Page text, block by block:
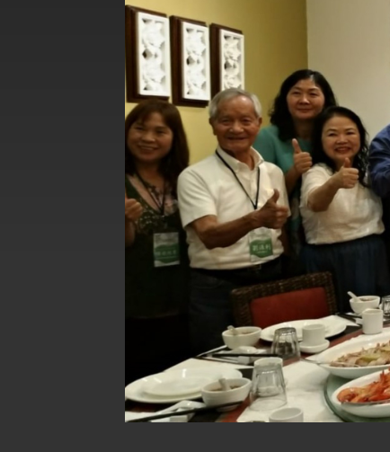
台美貿易協議完成簽署達成6大目標
臺美簽署「對等貿易協定」確立對等關
總統接受「法新社」（AFP）專訪內容
外交部長林佳龍於《外交事務》撰文指
總統主持「台美經濟繁榮夥伴對話」
外交部長林佳龍接受印尼「時代雜誌」
副總統接見美參議員蓋耶哥 強調美國
外交部長林佳龍午宴歡迎美國聯邦參議
外交部長林佳龍接見美國智庫「德國
臺美經貿談判獲階段性成果 卓揆期勉
卓揆：臺美關稅談判階段性結果有助臺
外交部與數位發展部攜手合作，整合